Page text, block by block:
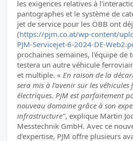
les exigences relatives à
pantographes et le système de
jet de service pour les ÖBB ont
(https://pjm.co.at/wp-content/
PJM-Servicejet-6-2024-DE-
prochaines semaines, l'équipe de
testera un autre véhicule
et multiple. « En raison de la
sera mis à l'avenir sur les véhicules
électriques. PJM est parfaitement
nouveau domaine grâce à son
infrastructure", explique Martin
Messtechnik GmbH. Avec ce
d'expertise, PJM offre plusieurs